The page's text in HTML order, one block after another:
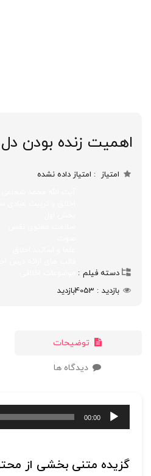
اهمیت زنده بودن دل
امتیاز امتیاز داده نشده
دسته فیلم
بازدید
4053بازدید
توضیحات
دیدگاه ها
پخش‌کننده
صوت
00:00
گزیده متنی بخشی از